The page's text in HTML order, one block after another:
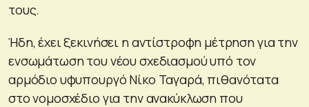
τους.
Ήδη, έχει ξεκινήσει η αντίστροφη μέτρηση για την
ενσωμάτωση του νέου σχεδιασμού υπό τον
αρμόδιο υφυπουργό Νίκο Ταγαρά, πιθανότατα
στο νομοσχέδιο για την ανακύκλωση που